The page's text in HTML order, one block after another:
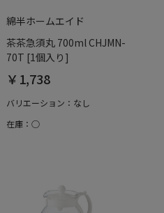
綿半ホームエイド
茶茶急須丸 700ml CHJMN-
70T [1個入り]
￥1,738
バリエーション：なし
在庫：○